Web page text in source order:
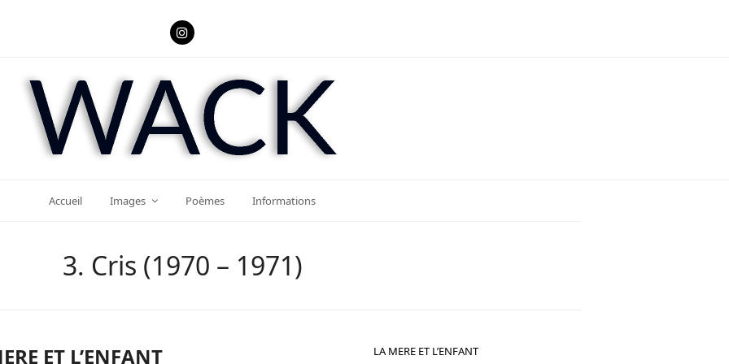
Instagram
Accueil Images Poèmes Informations
3. Cris (1970 – 1971)
ET L’ENFANT
LA MERE ET L’ENFANT